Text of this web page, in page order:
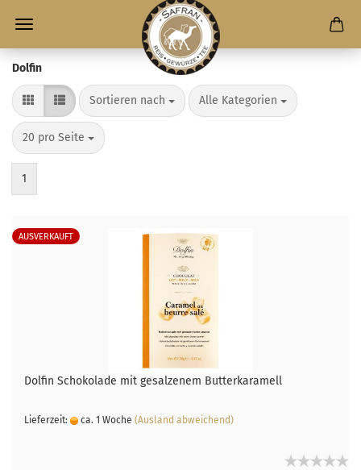
Dolfin
Sortieren nach Alle Kategorien
20 pro Seite
1
AUSVERKAUFT
Dolfin Schokolade mit gesalzenem Butterkaramell
Lieferzeit: ca. 1 Woche (Ausland abweichend)